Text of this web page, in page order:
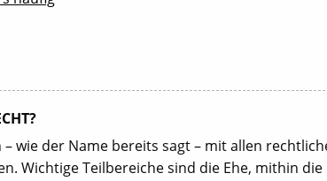
wie der Name bereits sagt – mit allen
Wichtige Teilbereiche sind die Ehe, mithin